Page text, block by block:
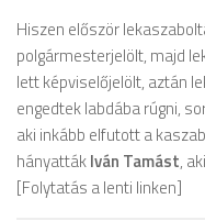
Hiszen először
polgármesterjelölt, majd
lett képviselőjelölt, aztán
engedtek labdába rúgni,
aki inkább elfutott a
hányattákIván Tamást,
[Folytatás a lenti linken]